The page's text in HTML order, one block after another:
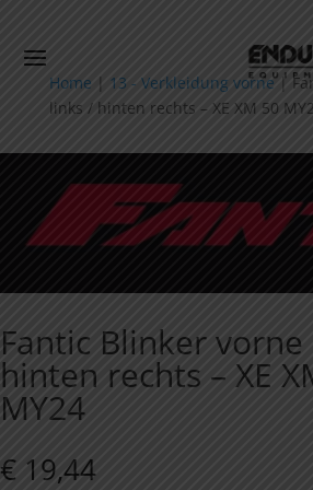
Home | 13 - Verkleidung vorne|
links / hinten rechts – XE XM 50
Fantic Blinker
hinten rechts – XE
MY24
€ 19,44